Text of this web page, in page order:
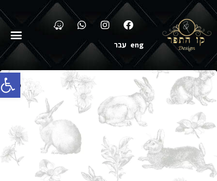
פתח
eng עבר